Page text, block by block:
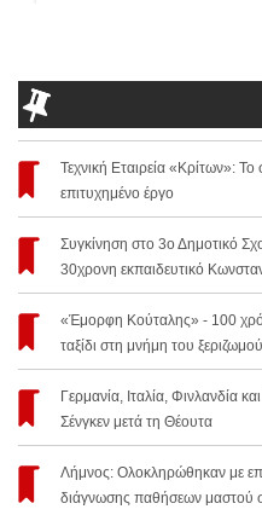
Τεχνική Εταιρεία «Κρίτων»:
επιτυχημένο έργο
Συγκίνηση στο 3ο Δημοτικό
30χρονη εκπαιδευτικό
«Έμορφη Κούταλης» - 100
ταξίδι στη μνήμη του
Γερμανία, Ιταλία, Φινλανδία
Σένγκεν μετά τη Θέουτα
Λήμνος: Ολοκληρώθηκαν με
διάγνωσης παθήσεων μαστού